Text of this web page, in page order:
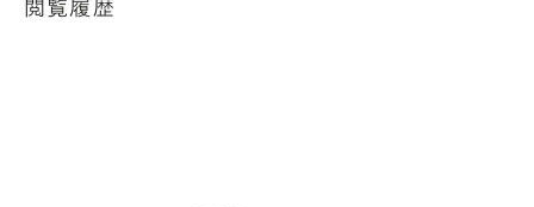
閲覧履歴